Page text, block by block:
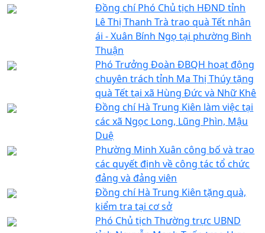
Đồng chí Phó Chủ tịch HĐND tỉnh
Lê Thị Thanh Trà trao quà Tết nhân
ái - Xuân Bính Ngọ tại phường Bình
Thuận
Phó Trưởng Đoàn ĐBQH hoạt động
chuyên trách tỉnh Ma Thị Thúy tặng
quà Tết tại xã Hùng Đức và Nhữ Khê
Đồng chí Hà Trung Kiên làm việc tại
các xã Ngọc Long, Lũng Phìn, Mậu
Duệ
Phường Minh Xuân công bố và trao
các quyết định về công tác tổ chức
đảng và đảng viên
Đồng chí Hà Trung Kiên tặng quà,
kiểm tra tại cơ sở
Phó Chủ tịch Thường trực UBND